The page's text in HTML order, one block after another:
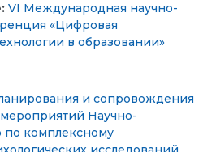
VI Международная научно-
«Цифровая
в образовании»
и сопровождения
Научно-
по комплексному